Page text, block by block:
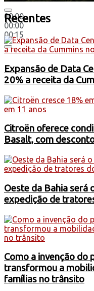
00:00
00:00
00:15
Recentes
Expansão de Data
20% a receita da
Citroën oferece
Basalt, com
Oeste da Bahia será
expedição de
Como a invenção do
transformou a
famílias no trânsito